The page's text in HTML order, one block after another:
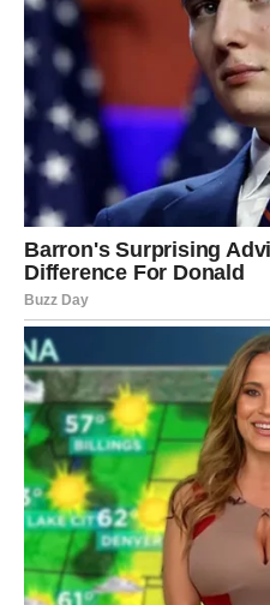
počela da dolazi.
UNUTRAŠNJA
Najveća nagrada Strelca je
osećaja „mogu ja to“. Do
sebe – i u život.
OVAN –
HRABROST,
KOJI SU BOLELI
Ovnovi su u prethodnom
ono što im je prirodno, ali
istinu. Da ne pristanu na
„rezerva“ nikome.